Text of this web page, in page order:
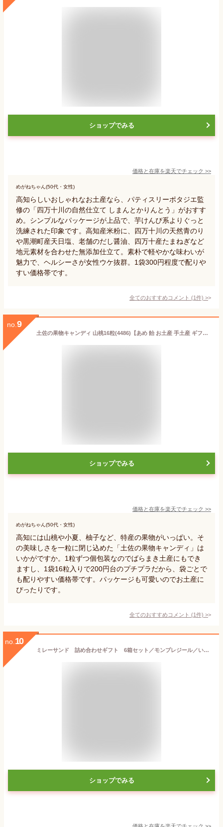
ショップでみる
価格と在庫を楽天でチェック >>
めがねちゃん(50代・女性)
高知らしいおしゃれなお土産なら、パティスリーポタジエ監
修の「四万十川の自然仕立て しまんとかりんとう」がおすす
め。シンプルなパッケージが上品で、芋けんぴ系よりぐっと
洗練された印象です。高知産米粉に、四万十川の天然青のり
や黒潮町産天日塩、老舗のだし醤油、四万十産たまねぎなど
地元素材を合わせた無添加仕立て。素朴で軽やかな味わいが
魅力で、ヘルシーさが女性ウケ抜群。1袋300円程度で配りや
すい価格帯です。
全てのおすすめコメント (1件) >
no. 9
土佐の果物キャンディ 山桃16粒(4486)【あめ 飴 お土産 手土産 ギフト お取り寄せ お土産 お菓子 プレゼント 高知 やまもも 景品】
ショップでみる
価格と在庫を楽天でチェック >>
めがねちゃん(50代・女性)
高知には山桃や小夏、柚子など、特産の果物がいっぱい。そ
の美味しさを一粒に閉じ込めた「土佐の果物キャンディ」は
いかがですか。1粒ずつ個包装なのでばらまき土産にもでき
ますし、1袋16粒入りで200円台のプチプラだから、袋ごとで
も配りやすい価格帯です。パッケージも可愛いのでお土産に
ぴったりです。
全てのおすすめコメント (1件) >
no. 10
ミレーサンド 詰め合わせギフト 6箱セット／モンプレジール／いちご風味／ホワイト／マロン／ストロベリー／苺／高知／ご当地／ミレービスケット／まじめなおかし／チョコ
ショップでみる